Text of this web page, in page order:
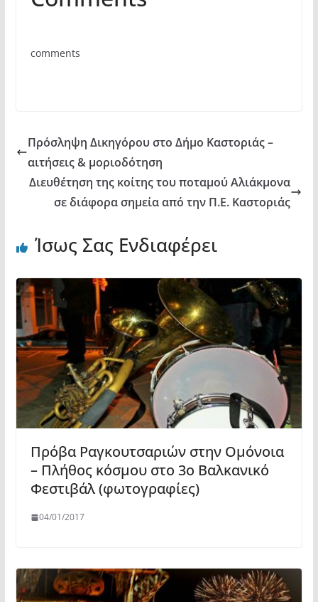
b
comments
Πρόσληψη Δικηγόρου στο Δήμο Καστοριάς –
αιτήσεις & μοριοδότηση
Διευθέτηση της κοίτης του ποταμού Αλιάκμονα
σε διάφορα σημεία από την Π.Ε. Καστοριάς
Ίσως Σας Ενδιαφέρει
Πρόβα Ραγκουτσαριών στην Ομόνοια
– Πλήθος κόσμου στο 3ο Βαλκανικό
Φεστιβάλ (φωτογραφίες)
04/01/2017